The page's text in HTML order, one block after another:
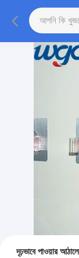
দৃঢ়ভাবে পাওয়ার